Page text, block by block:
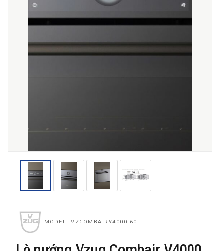
MODEL: VZCOMBAIRV4000-60